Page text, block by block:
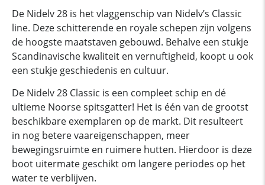
De Nidelv 28 is het vlaggenschip van Nidelv’s Classic
line. Deze schitterende en royale schepen zijn volgens
de hoogste maatstaven gebouwd. Behalve een stukje
Scandinavische kwaliteit en vernuftigheid, koopt u ook
een stukje geschiedenis en cultuur.
De Nidelv 28 Classic is een compleet schip en dé
ultieme Noorse spitsgatter! Het is één van de grootst
beschikbare exemplaren op de markt. Dit resulteert
in nog betere vaareigenschappen, meer
bewegingsruimte en ruimere hutten. Hierdoor is deze
boot uitermate geschikt om langere periodes op het
water te verblijven.